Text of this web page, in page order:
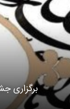
برگزاری